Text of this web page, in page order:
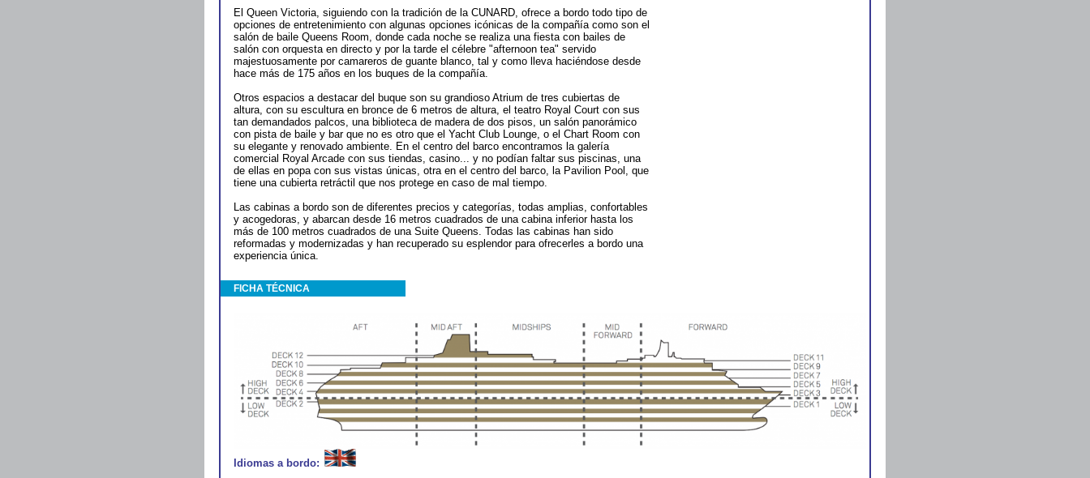
El Queen Victoria, siguiendo con la tradición de la CUNARD, ofrece a bordo todo tipo de
opciones de entretenimiento con algunas opciones icónicas de la compañía como son el
salón de baile Queens Room, donde cada noche se realiza una fiesta con bailes de
salón con orquesta en directo y por la tarde el célebre "afternoon tea" servido
majestuosamente por camareros de guante blanco, tal y como lleva haciéndose desde
hace más de 175 años en los buques de la compañía.
Otros espacios a destacar del buque son su grandioso Atrium de tres cubiertas de
altura, con su escultura en bronce de 6 metros de altura, el teatro Royal Court con sus
tan demandados palcos, una biblioteca de madera de dos pisos, un salón panorámico
con pista de baile y bar que no es otro que el Yacht Club Lounge, o el Chart Room con
su elegante y renovado ambiente. En el centro del barco encontramos la galería
comercial Royal Arcade con sus tiendas, casino... y no podían faltar sus piscinas, una
de ellas en popa con sus vistas únicas, otra en el centro del barco, la Pavilion Pool, que
tiene una cubierta retráctil que nos protege en caso de mal tiempo.
Las cabinas a bordo son de diferentes precios y categorías, todas amplias, confortables
y acogedoras, y abarcan desde 16 metros cuadrados de una cabina inferior hasta los
más de 100 metros cuadrados de una Suite Queens. Todas las cabinas han sido
reformadas y modernizadas y han recuperado su esplendor para ofrecerles a bordo una
experiencia única.
FICHA TÉCNICA
Idiomas a bordo: